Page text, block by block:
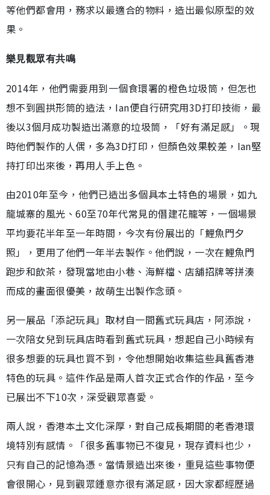
等他們都會用，務求以最適合的物料，造出最似原型的效
果。
樂見觀眾有共鳴
2014年，他們需要用到一個食環署的橙色垃圾筒，但怎也
想不到圓拱形筒的造法，Ian便自行研究用3D打印技術，最
後以3個月成功製造出滿意的垃圾筒，「好有滿足感」。現
時他們製作的人偶，多為3D打印，但顏色效果較差，Ian堅
持打印出來後，再用人手上色。
由2010年至今，他們已造出多個具本土特色的場景，如九
龍城寨的風光、60至70年代常見的僭建花籠等，一個場景
平均要花半年至一年時間，今次有份展出的「鯉魚門夕
照」，更用了他們一年半去製作。他們說，一次在鯉魚門
跑步和飲茶，發現當地由小巷、海鮮檔、店舖招牌等拼湊
而成的畫面很優美，故萌生出製作念頭。
另一展品「添記玩具」取材自一間舊式玩具店，阿添說，
一次陪女兒到玩具店時看到舊式玩具，想起自己小時候有
很多想要的玩具也買不到，令他想開始收集這些具舊香港
特色的玩具。這件作品是兩人首次正式合作的作品，至今
已展出不下10次，深受觀眾喜愛。
兩人說，香港本土文化深厚，對自己成長期間的老香港環
境特別有感情。「很多舊事物已不復見，現存資料也少，
只有自己的記憶為憑。當情景造出來後，重見這些事物便
會很開心，見到觀眾鍾意亦很有滿足感，因大家都經歷過